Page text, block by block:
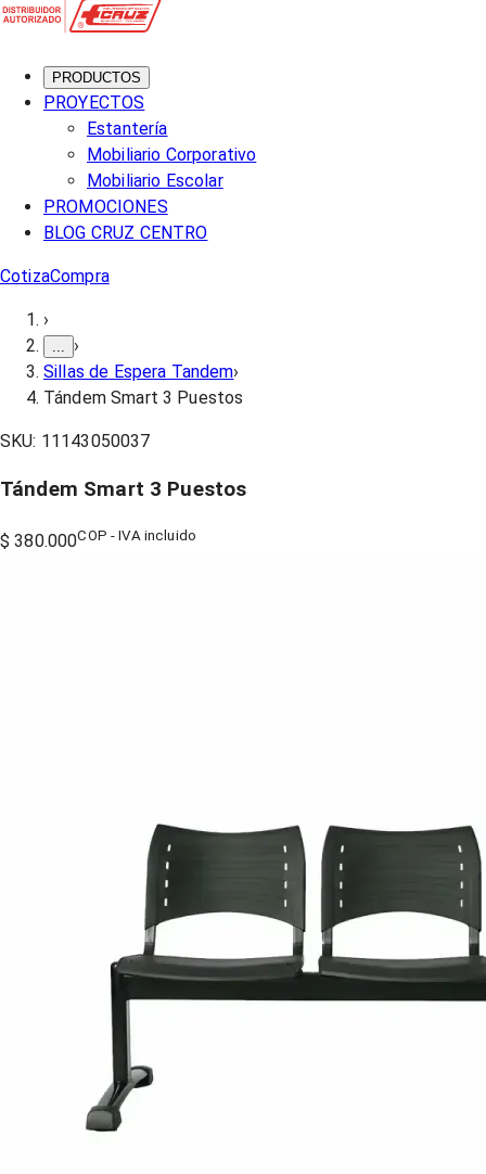
PRODUCTOS
PROYECTOS
Estantería
Mobiliario Corporativo
Mobiliario Escolar
PROMOCIONES
BLOG CRUZ CENTRO
CotizaCompra
›
›
Sillas de Espera Tandem›
Tándem Smart 3 Puestos
SKU: 11143050037
Tándem Smart 3 Puestos
$ 380.000COP - IVA incluido